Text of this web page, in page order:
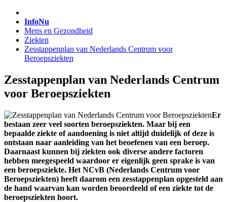
InfoNu
Mens en Gezondheid
Ziekten
Zesstappenplan van Nederlands Centrum voor
Beroepsziekten
Zesstappenplan van Nederlands Centrum
voor Beroepsziekten
Er
bestaan zeer veel soorten beroepsziekten. Maar bij een
bepaalde ziekte of aandoening is niet altijd duidelijk of deze is
ontstaan naar aanleiding van het beoefenen van een beroep.
Daarnaast kunnen bij ziekten ook diverse andere factoren
hebben meegespeeld waardoor er eigenlijk geen sprake is van
een beroepsziekte. Het NCvB (Nederlands Centrum voor
Beroepsziekten) heeft daarom een zesstappenplan opgesteld aan
de hand waarvan kan worden beoordeeld of een ziekte tot de
beroepsziekten hoort.